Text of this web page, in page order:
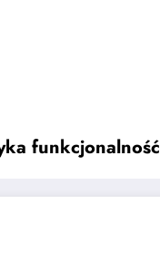
funkcjonalność